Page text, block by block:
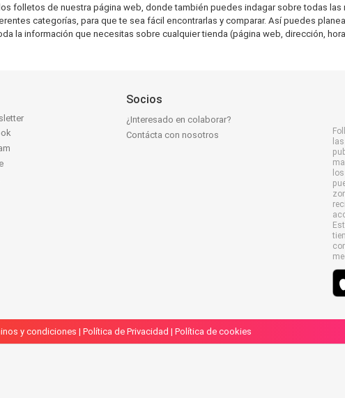
folletos de nuestra página web, donde también puedes indagar sobre todas
categorías, para que te sea fácil encontrarlas y comparar. Así puedes
la información que necesitas sobre cualquier tienda (página web, dirección,
Socios
¿Interesado en colaborar?
Contácta con nosotros
y condiciones | Política de Privacidad | Política de cookies